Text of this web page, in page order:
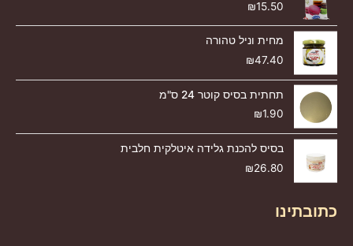
₪15.50
מחית וניל טהורה
₪47.40
תחתית בסיס קוטר 24 ס"מ
₪1.90
בסיס להכנת גלידה איטלקית חלבית
₪26.80
כתובתינו